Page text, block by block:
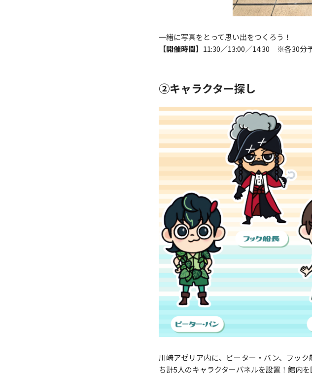
一緒に写真をとって思い出をつくろう！
【開催時間】 11:30／13:00／14:30 ※各30分
②キャラクター探し
川崎アゼリア内に、ピーター・パン、フッ
ち計5人のキャラクターパネルを設置！館内